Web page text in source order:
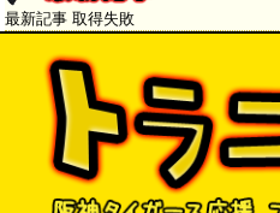
最新記事 取得失敗